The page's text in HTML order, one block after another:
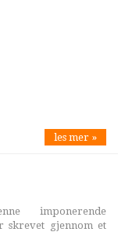
les mer »
imponerende
skrevet gjennom et